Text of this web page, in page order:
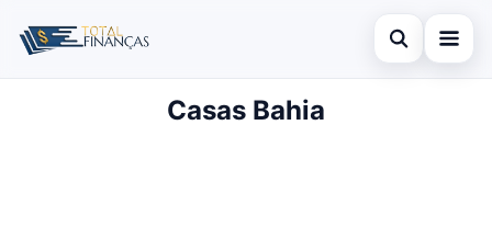
Abrir busca
Casas Bahia